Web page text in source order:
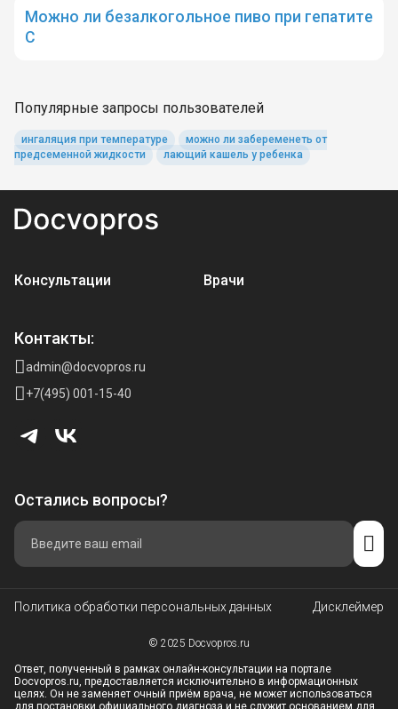
Можно ли безалкогольное пиво при гепатите
С
Популярные запросы пользователей
ингаляция при температуре
можно ли забеременеть от
предсеменной жидкости
лающий кашель у ребенка
Консультации Врачи
Контакты:
admin@docvopros.ru
+7(495) 001-15-40
Остались вопросы?
Политика обработки персональных данных Дисклеймер
© 2025 Docvopros.ru
Ответ, полученный в рамках онлайн-консультации на портале
Docvopros.ru, предоставляется исключительно в информационных
целях. Он не заменяет очный приём врача, не может использоваться